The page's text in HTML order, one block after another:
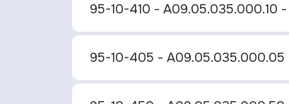
95-10-410 - A09.05.035.000.10
95-10-405 - A09.05.035.000.05